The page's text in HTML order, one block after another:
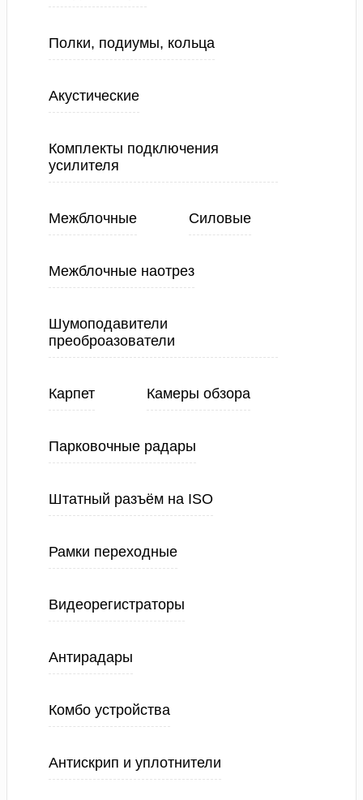
Полки, подиумы, кольца
Акустические
Комплекты подключения
усилителя
Межблочные Силовые
Межблочные наотрез
Шумоподавители
преоброазователи
Карпет Камеры обзора
Парковочные радары
Штатный разъём на ISO
Рамки переходные
Видеорегистраторы
Антирадары
Комбо устройства
Антискрип и уплотнители